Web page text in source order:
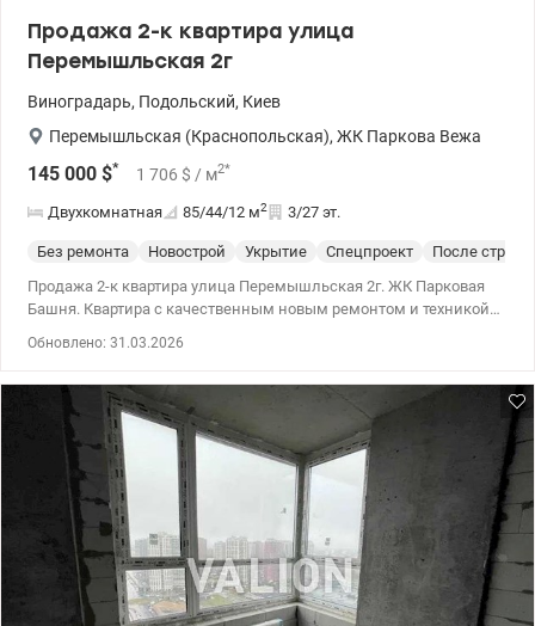
Продажа 2-к квартира улица
Перемышльская 2г
Виноградарь, Подольский, Киев
Перемышльская (Краснопольская), ЖК Паркова Вежа
145 000 $* 1 706 $ / м2*
Двухкомнатная 85/44/12 м2 3/27 эт.
Без ремонта Новострой Укрытие Спецпроект
После
Продажа 2-к квартира улица Перемышльская 2г. ЖК Парковая
Башня. Квартира с качественным новым ремонтом и техникой
Лоджия – застекленная. Уютные две отдельные комнаты – 2
кондиционера. Коридор. Совмещенный санузел: вся
необходимая сантехника, бойлер. Гардеробная. 044 200 10 80
valion.ua/1145612
Обновлено: 31.03.2026